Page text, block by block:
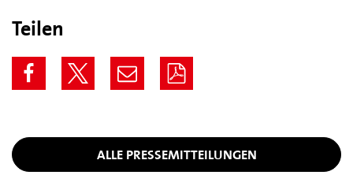
Teilen
ALLE PRESSEMITTEILUNGEN